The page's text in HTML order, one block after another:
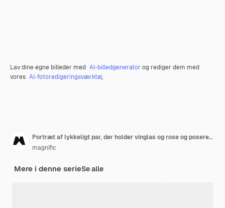
Lav dine egne billeder med AI-billedgenerator og rediger dem med
vores AI-fotoredigeringsværktøj.
Portræt af lykkeligt par, der holder vinglas og rose og poserer på altanen
magnific
Mere i denne serieSe alle